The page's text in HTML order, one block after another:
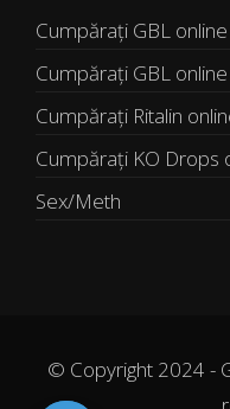
Cumpărați GBL online
Cumpărați GBL online
Cumpărați Ritalin
Cumpărați KO Drops
Sex/Meth
© Copyright 2024 -